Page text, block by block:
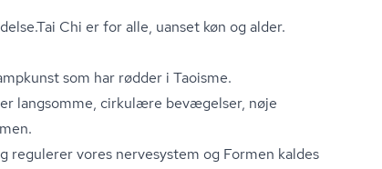
Chi er for alle, uanset køn og alder.
som har rødder i Taoisme.
langsomme, cirkulære bevægelser, nøje
regulerer vores nervesystem og Formen kaldes